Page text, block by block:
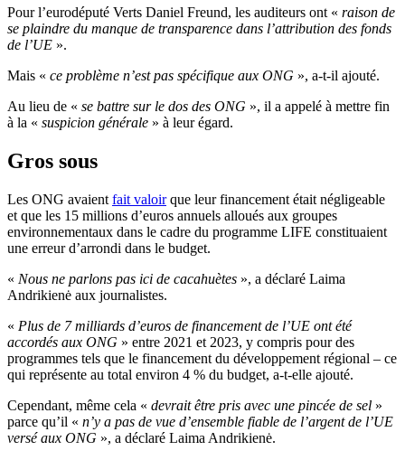
Pour l’eurodéputé Verts Daniel Freund, les auditeurs ont « raison de
se plaindre du manque de transparence dans l’attribution des fonds
de l’UE ».
Mais « ce problème n’est pas spécifique aux ONG », a-t-il ajouté.
Au lieu de « se battre sur le dos des ONG », il a appelé à mettre fin
à la « suspicion générale » à leur égard.
Gros sous
Les ONG avaient fait valoirque leur financement était négligeable
et que les 15 millions d’euros annuels alloués aux groupes
environnementaux dans le cadre du programme LIFE constituaient
une erreur d’arrondi dans le budget.
« Nous ne parlons pas ici de cacahuètes », a déclaré Laima
Andrikienė aux journalistes.
« Plus de 7 milliards d’euros de financement de l’UE ont été
accordés aux ONG » entre 2021 et 2023, y compris pour des
programmes tels que le financement du développement régional – ce
qui représente au total environ 4 % du budget, a-t-elle ajouté.
Cependant, même cela « devrait être pris avec une pincée de sel »
parce qu’il « n’y a pas de vue d’ensemble fiable de l’argent de l’UE
versé aux ONG », a déclaré Laima Andrikienė.